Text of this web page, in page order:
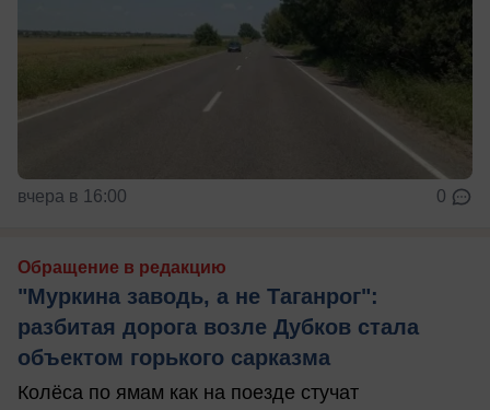
вчера в 16:00 0
Обращение в редакцию
"Муркина заводь, а не Таганрог":
разбитая дорога возле Дубков стала
объектом горького сарказма
Колёса по ямам как на поезде стучат